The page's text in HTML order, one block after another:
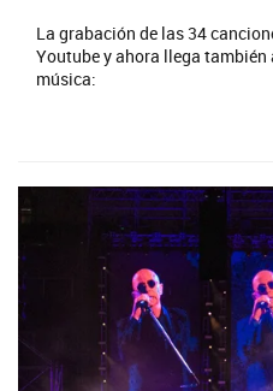
La grabación de las 34
Youtube y ahora llega
música: